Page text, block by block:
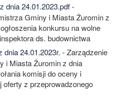
dnia 24.01.2023.pdf-
Gminy i Miasta Żuromin z
konkursu na wolne
ds. budownictwa
dnia 24.01.2023r. - Zarządzenie
i Miasta Żuromin z dnia
komisji do oceny i
z przeprowadzonego